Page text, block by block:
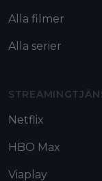
Alla filmer
Alla serier
Netflix
HBO Max
Viaplay